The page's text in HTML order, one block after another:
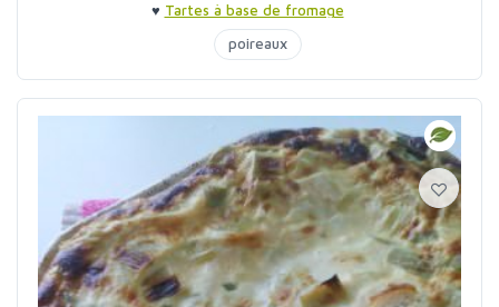
♥ Tartes à base de fromage
poireaux